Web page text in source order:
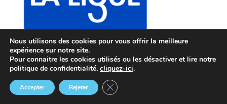
Le CRCT TUTELLES & RECRUTEMENT Annuaire
Nous utilisons des cookies pour vous offrir la meilleure
expérience sur notre site.
Pour connaitre les cookies utilisés ou les désactiver et lire notre
politique de confidentialité, cliquez-ici.
Accepter Rejeter Fermer la bannière des cookies